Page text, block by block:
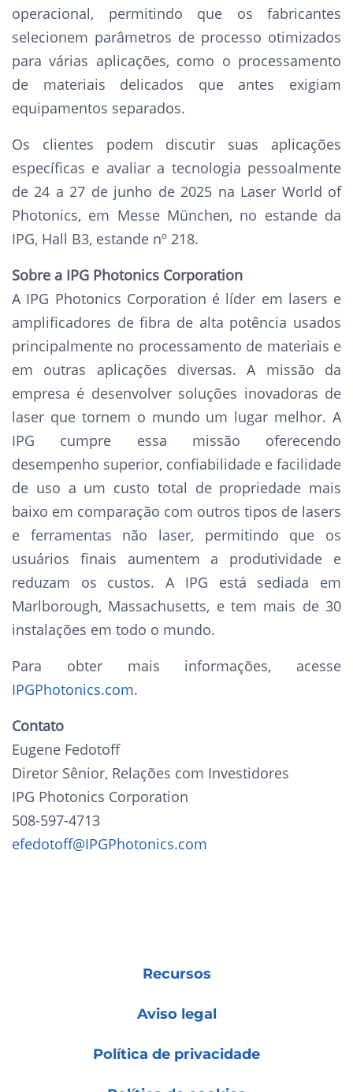
operacional, permitindo que os fabricantes
selecionem parâmetros de processo otimizados
para várias aplicações, como o processamento
de materiais delicados que antes exigiam
equipamentos separados.
Os clientes podem discutir suas aplicações
específicas e avaliar a tecnologia pessoalmente
de 24 a 27 de junho de 2025 na Laser World of
Photonics, em Messe München, no estande da
IPG, Hall B3, estande nº 218.
Sobre a IPG Photonics Corporation
A IPG Photonics Corporation é líder em lasers e
amplificadores de fibra de alta potência usados
principalmente no processamento de materiais e
em outras aplicações diversas. A missão da
empresa é desenvolver soluções inovadoras de
laser que tornem o mundo um lugar melhor. A
IPG cumpre essa missão oferecendo
desempenho superior, confiabilidade e facilidade
de uso a um custo total de propriedade mais
baixo em comparação com outros tipos de lasers
e ferramentas não laser, permitindo que os
usuários finais aumentem a produtividade e
reduzam os custos. A IPG está sediada em
Marlborough, Massachusetts, e tem mais de 30
instalações em todo o mundo.
Para obter mais informações, acesse
IPGPhotonics.com.
Contato
Eugene Fedotoff
Diretor Sênior, Relações com Investidores
IPG Photonics Corporation
508-597-4713
efedotoff@IPGPhotonics.com
Recursos
Aviso legal
Política de privacidade